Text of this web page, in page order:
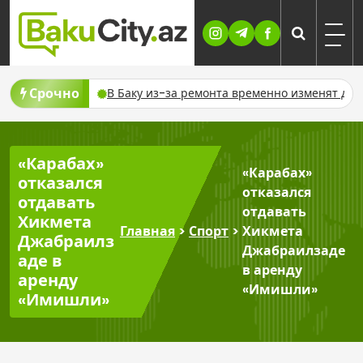
Skip
content
Срочно
отключат газ В Баку из-за ремонта временно изменят
«Карабах»
отказался
отдавать
Хикмета
Джабраилз
аде в
аренду
«Имишли»
Главная > Спорт >
«Карабах»
отказался
отдавать
Хикмета
Джабраилзаде
в аренду
«Имишли»